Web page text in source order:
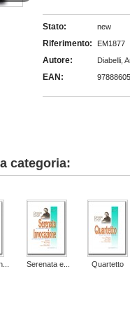
Stato: new
Riferimento: EM1877
Autore: Diabelli,
EAN:
categoria:
Serenata e... Quartetto